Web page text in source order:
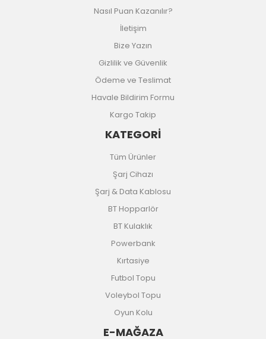
Nasıl Puan Kazanılır?
İletişim
Bize Yazın
Gizlilik ve Güvenlik
Ödeme ve Teslimat
Havale Bildirim Formu
Kargo Takip
KATEGORİ
Tüm Ürünler
Şarj Cihazı
Şarj & Data Kablosu
BT Hopparlör
BT Kulaklık
Powerbank
Kırtasiye
Futbol Topu
Voleybol Topu
Oyun Kolu
E-MAĞAZA